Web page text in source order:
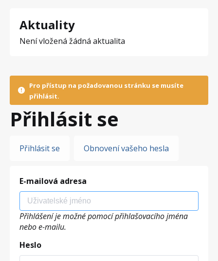
Aktuality
Není vložená žádná aktualita
Pro přístup na požadovanou stránku se musíte
přihlásit.
Přihlásit se
Hlavní
Přihlásit se Obnovení vašeho hesla
E-mailová adresa
Přihlášení je možné pomocí přihlašovacího jména
nebo e-mailu.
Heslo